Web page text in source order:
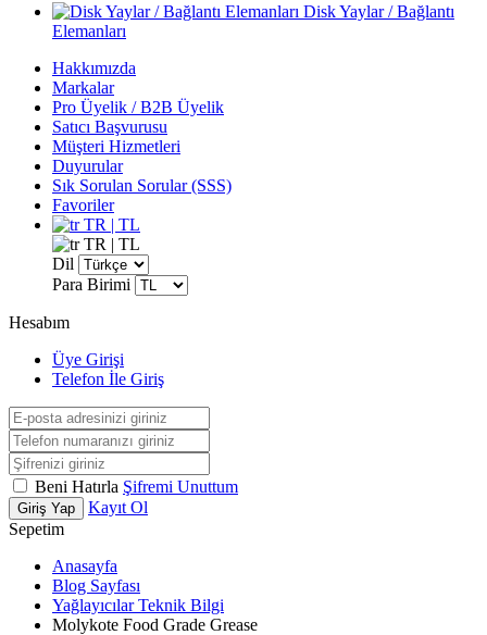
Disk Yaylar / Bağlantı
Elemanları
Hakkımızda
Markalar
Pro Üyelik / B2B Üyelik
Satıcı Başvurusu
Müşteri Hizmetleri
Duyurular
Sık Sorulan Sorular (SSS)
Favoriler
TR | TL
TR | TL
Dil
Para Birimi
Hesabım
Üye Girişi
Telefon İle Giriş
Beni Hatırla Şifremi Unuttum
Giriş Yap
Kayıt Ol
Sepetim
Anasayfa
Blog Sayfası
Yağlayıcılar Teknik Bilgi
Molykote Food Grade Grease